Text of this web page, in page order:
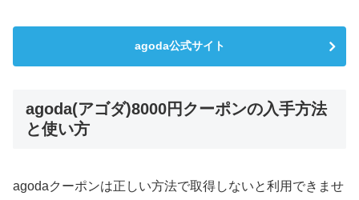
agoda公式サイト
agoda(アゴダ)8000円クーポンの入手方法
と使い方
agodaクーポンは正しい方法で取得しないと利用できませ